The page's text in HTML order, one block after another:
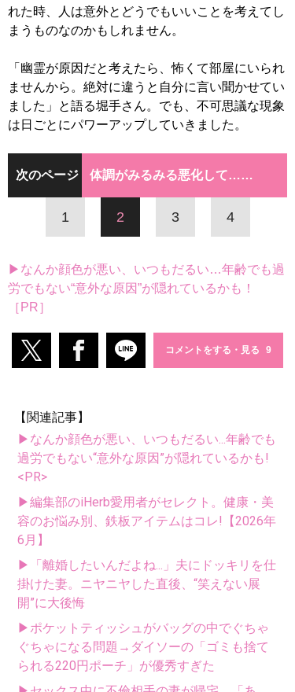
れた時、人は意外とどうでもいいことを考えてし
まうものなのかもしれません。
「幽霊が原因だと考えたら、怖くて部屋にいられ
ませんから。絶対に違うと自分に言い聞かせてい
ました」と語る堀手さん。でも、不可思議な現象
は日ごとにパワーアップしていきました。
次のページ 体調がみるみる悪化して……
1 2 3 4
▶なんか顔色が悪い、いつもだるい…年齢でも過
労でもない“意外な原因”が隠れているかも！
［PR］
コメントをする・見る
【関連記事】
▶なんか顔色が悪い、いつもだるい...年齢でも
過労でもない“意外な原因”が隠れているかも!
<PR>
▶編集部のiHerb愛用者がセレクト。健康・美
容のお悩み別、鉄板アイテムはコレ!【2026年
6月】
▶「離婚したいんだよね...」夫にドッキリを仕
掛けた妻。ニヤニヤした直後、“笑えない展
開”に大後悔
▶ポケットティッシュがバッグの中でぐちゃ
ぐちゃになる問題→ダイソーの「ゴミも捨て
られる220円ポーチ」が優秀すぎた